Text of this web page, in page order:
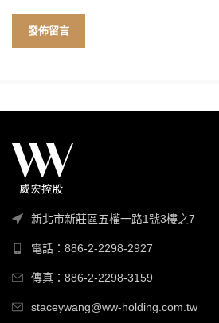
新北市新莊區五權一路1號3樓之7
電話：886-2-2298-2927
傳真：886-2-2298-3159
staceywang@ww-holding.com.tw